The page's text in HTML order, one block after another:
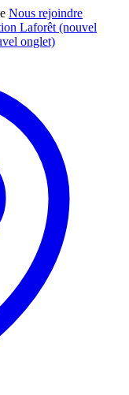
Nous rejoindre
Laforêt (nouvel
onglet)